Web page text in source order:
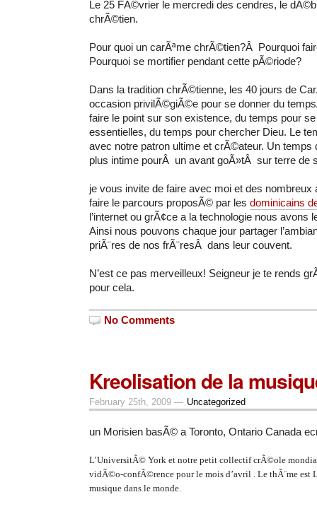
Le 25 FÃ©vrier le mercredi des cendres, le
chrÃ©tien.
Pour quoi un carÃªme chrÃ©tien?Â Pourquoi
Pourquoi se mortifier pendant cette pÃ©riode?
Dans la tradition chrÃ©tienne, les 40 jours de
occasion privilÃ©giÃ©e pour se donner du
faire le point sur son existence, du temps pour
essentielles, du temps pour chercher Dieu. Le
avec notre patron ultime et crÃ©ateur. Un temps
plus intime pourÂ un avant goÃ»tÂ sur terre de
je vous invite de faire avec moi et des nombreux
faire le parcours proposÃ© par les dominicains
l’internet ou grÃ¢ce a la technologie nous avons
Ainsi nous pouvons chaque jour partager
priÃ¨res de nos frÃ¨resÂ dans leur couvent.
N’est ce pas merveilleux! Seigneur je te rends
pour cela.
No Comments
Kreolisation de la
February 25th, 2009 — Uncategorized
un Morisien basÃ© a Toronto, Ontario Canada
L’UniversitÃ© York et notre petit collectif crÃ©ole
vidÃ©o-confÃ©rence pour le mois d’avril . Le thÃ¨me est
musique dans le monde.